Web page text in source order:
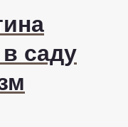
саду